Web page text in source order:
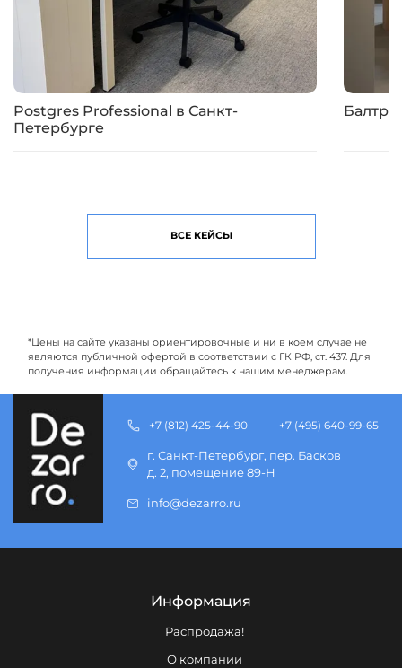
Postgres Professional в Санкт-
Петербурге
ВСЕ КЕЙСЫ
*Цены на сайте указаны ориентировочные и ни в коем случае не
являются публичной офертой в соответствии с ГК РФ, ст. 437. Для
получения информации обращайтесь к нашим менеджерам.
Информация
Распродажа!
О компании
+7 (812) 425-44-90 +7 (495) 640-99-65
г. Санкт-Петербург, пер. Басков
д. 2, помещение 89-Н
info@dezarro.ru